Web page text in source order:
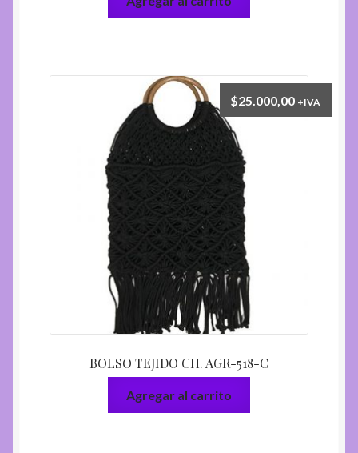
BOLSO TEJIDO CH. AGR-518-C
$25.000,00 +IVA
Agregar al carrito